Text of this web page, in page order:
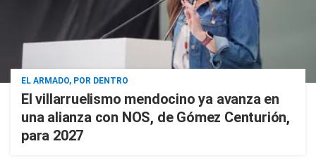
EL ARMADO, POR DENTRO
El villarruelismo mendocino ya avanza en
una alianza con NOS, de Gómez Centurión,
para 2027